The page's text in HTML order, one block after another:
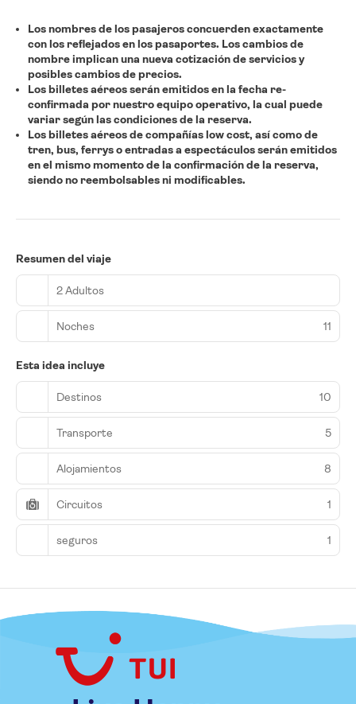
Los nombres de los pasajeros concuerden exactamente
con los reflejados en los pasaportes. Los cambios de
nombre implican una nueva cotización de servicios y
posibles cambios de precios.
Los billetes aéreos serán emitidos en la fecha re-
confirmada por nuestro equipo operativo, la cual puede
variar según las condiciones de la reserva.
Los billetes aéreos de compañías low cost, así como de
tren, bus, ferrys o entradas a espectáculos serán emitidos
en el mismo momento de la confirmación de la reserva,
siendo no reembolsables ni modificables.
Resumen del viaje
2 Adultos
Noches 11
Esta idea incluye
Destinos 10
Transporte 5
Alojamientos 8
Circuitos 1
seguros 1